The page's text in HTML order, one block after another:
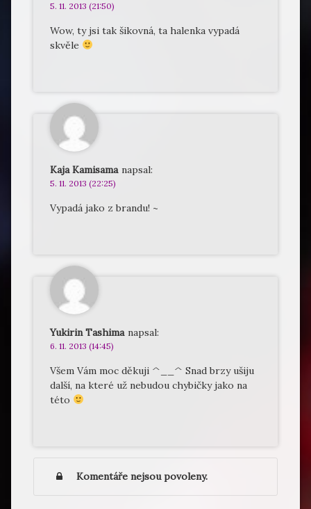
5. 11. 2013 (21:50)
Wow, ty jsi tak šikovná, ta halenka vypadá
skvěle
Kaja Kamisama napsal:
5. 11. 2013 (22:25)
Vypadá jako z brandu! ~
Yukirin Tashima napsal:
6. 11. 2013 (14:45)
Všem Vám moc děkuji ^__^ Snad brzy ušiju
další, na které už nebudou chybičky jako na
této
Komentáře nejsou povoleny.